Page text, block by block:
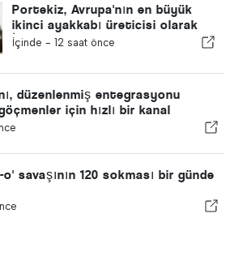
Portekiz, Avrupa'nın en büyük
ikinci ayakkabı üreticisi olarak
İspanya'yı geride bıraktı
İçinde - 12 saat önce
düzenlenmiş entegrasyonu
için hızlı bir kanal
savaşının 120 sokması bir günde